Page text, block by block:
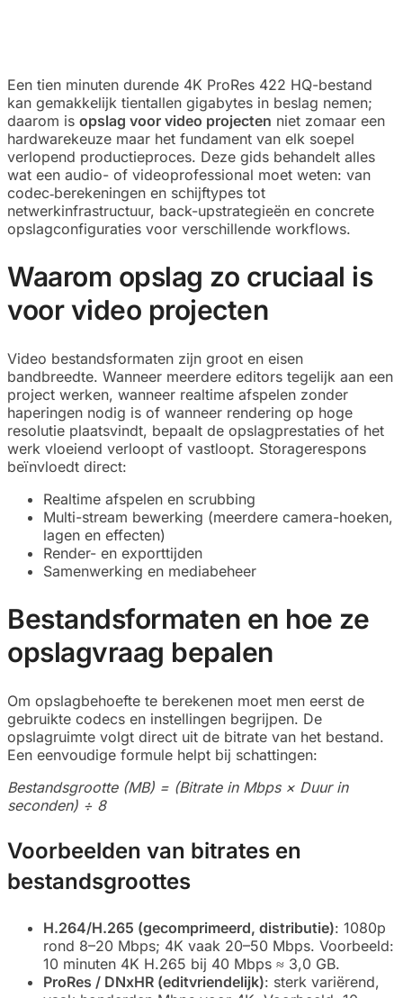
Een tien minuten durende 4K ProRes 422 HQ-bestand
kan gemakkelijk tientallen gigabytes in beslag nemen;
daarom is opslag voor video projecten niet zomaar een
hardwarekeuze maar het fundament van elk soepel
verlopend productieproces. Deze gids behandelt alles
wat een audio- of videoprofessional moet weten: van
codec‑berekeningen en schijftypes tot
netwerkinfrastructuur, back-upstrategieën en concrete
opslagconfiguraties voor verschillende workflows.
Waarom opslag zo cruciaal is
voor video projecten
Video bestandsformaten zijn groot en eisen
bandbreedte. Wanneer meerdere editors tegelijk aan een
project werken, wanneer realtime afspelen zonder
haperingen nodig is of wanneer rendering op hoge
resolutie plaatsvindt, bepaalt de opslagprestaties of het
werk vloeiend verloopt of vastloopt. Storagerespons
beïnvloedt direct:
Realtime afspelen en scrubbing
Multi-stream bewerking (meerdere camera-hoeken,
lagen en effecten)
Render- en exporttijden
Samenwerking en mediabeheer
Bestandsformaten en hoe ze
opslagvraag bepalen
Om opslagbehoefte te berekenen moet men eerst de
gebruikte codecs en instellingen begrijpen. De
opslagruimte volgt direct uit de bitrate van het bestand.
Een eenvoudige formule helpt bij schattingen:
Bestandsgrootte (MB) = (Bitrate in Mbps × Duur in
seconden) ÷ 8
Voorbeelden van bitrates en
bestandsgroottes
H.264/H.265 (gecomprimeerd, distributie): 1080p
rond 8–20 Mbps; 4K vaak 20–50 Mbps. Voorbeeld:
10 minuten 4K H.265 bij 40 Mbps ≈ 3,0 GB.
ProRes / DNxHR (editvriendelijk): sterk variërend,